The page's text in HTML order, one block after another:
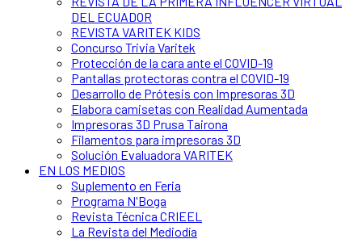
DEL ECUADOR
REVISTA VARITEK KIDS
Concurso Trivia Varitek
Protección de la cara ante el COVID-19
Pantallas protectoras contra el COVID-19
Desarrollo de Prótesis con Impresoras 3D
Elabora camisetas con Realidad Aumentada
Impresoras 3D Prusa Tairona
Filamentos para impresoras 3D
Solución Evaluadora VARITEK
EN LOS MEDIOS
Suplemento en Feria
Programa N'Boga
Revista Técnica CRIEEL
La Revista del Mediodía